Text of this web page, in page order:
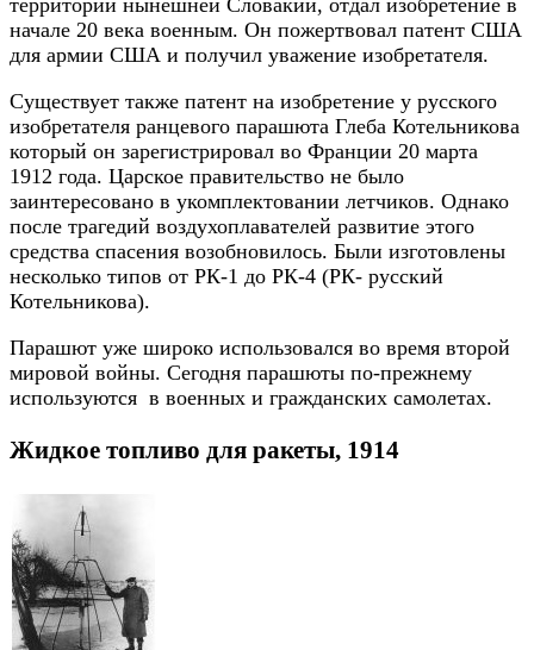
территории нынешней Словакии, отдал изобретение в
начале 20 века военным. Он пожертвовал патент США
для армии США и получил уважение изобретателя.
Существует также патент на изобретение у русского
изобретателя ранцевого парашюта Глеба Котельникова
который он зарегистрировал во Франции 20 марта
1912 года. Царское правительство не было
заинтересовано в укомплектовании летчиков. Однако
после трагедий воздухоплавателей развитие этого
средства спасения возобновилось. Были изготовлены
несколько типов от РК-1 до РК-4 (РК- русский
Котельникова).
Парашют уже широко использовался во время второй
мировой войны. Сегодня парашюты по-прежнему
используются в военных и гражданских самолетах.
Жидкое топливо для ракеты, 1914